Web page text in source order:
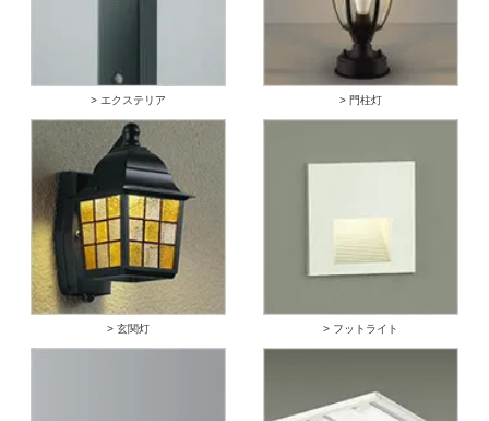
> エクステリア > 門柱灯
> 玄関灯 > フットライト